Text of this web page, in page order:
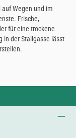
Wegen und im
Frische,
für eine trockene
in der Stallgasse lässt